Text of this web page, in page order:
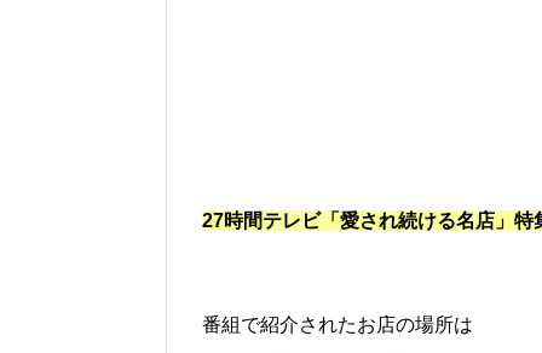
27時間テレビ「愛され続ける名店」特
番組で紹介されたお店の場所は